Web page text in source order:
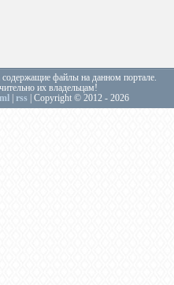
содержащие файлы на данном портале.
их владельцам!
rss | Copyright © 2012 - 2026